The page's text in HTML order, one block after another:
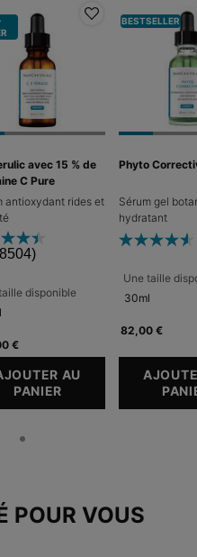
avec 15 % de
C Pure
antioxydant rides et
disponible
€
AU
PANIER C E FERULIC
BESTSELLER
Phyto
Sérum gel
hydratant
Une taille
30ml
82,00 €
POUR VOUS